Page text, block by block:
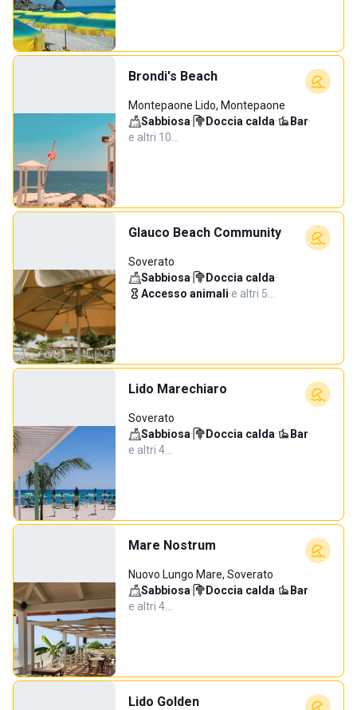
Brondi's Beach
Montepaone Lido, Montepaone
Sabbiosa· Doccia calda· Bar·
e altri 10…
Glauco Beach Community
Soverato
Sabbiosa· Doccia calda·
Accesso animali·e altri 5…
Lido Marechiaro
Soverato
Sabbiosa· Doccia calda· Bar·
e altri 4…
Mare Nostrum
Nuovo Lungo Mare, Soverato
Sabbiosa· Doccia calda· Bar·
e altri 4…
Lido Golden